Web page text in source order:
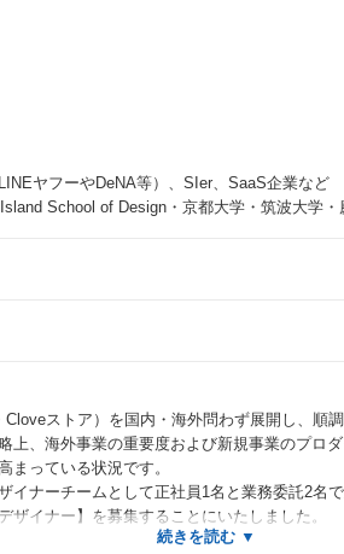
ヤフーやDeNA等）、SIer、SaaS企業など
School of Design・京都大学・筑波大学
ストア）を国内・海外問わず展開し、順
上、海外事業の重要度および新規事業のプロダ
まっている状況です。
イナーチームとして正社員1名と業務委託2名で
ザイナー】を募集することにいたしました。